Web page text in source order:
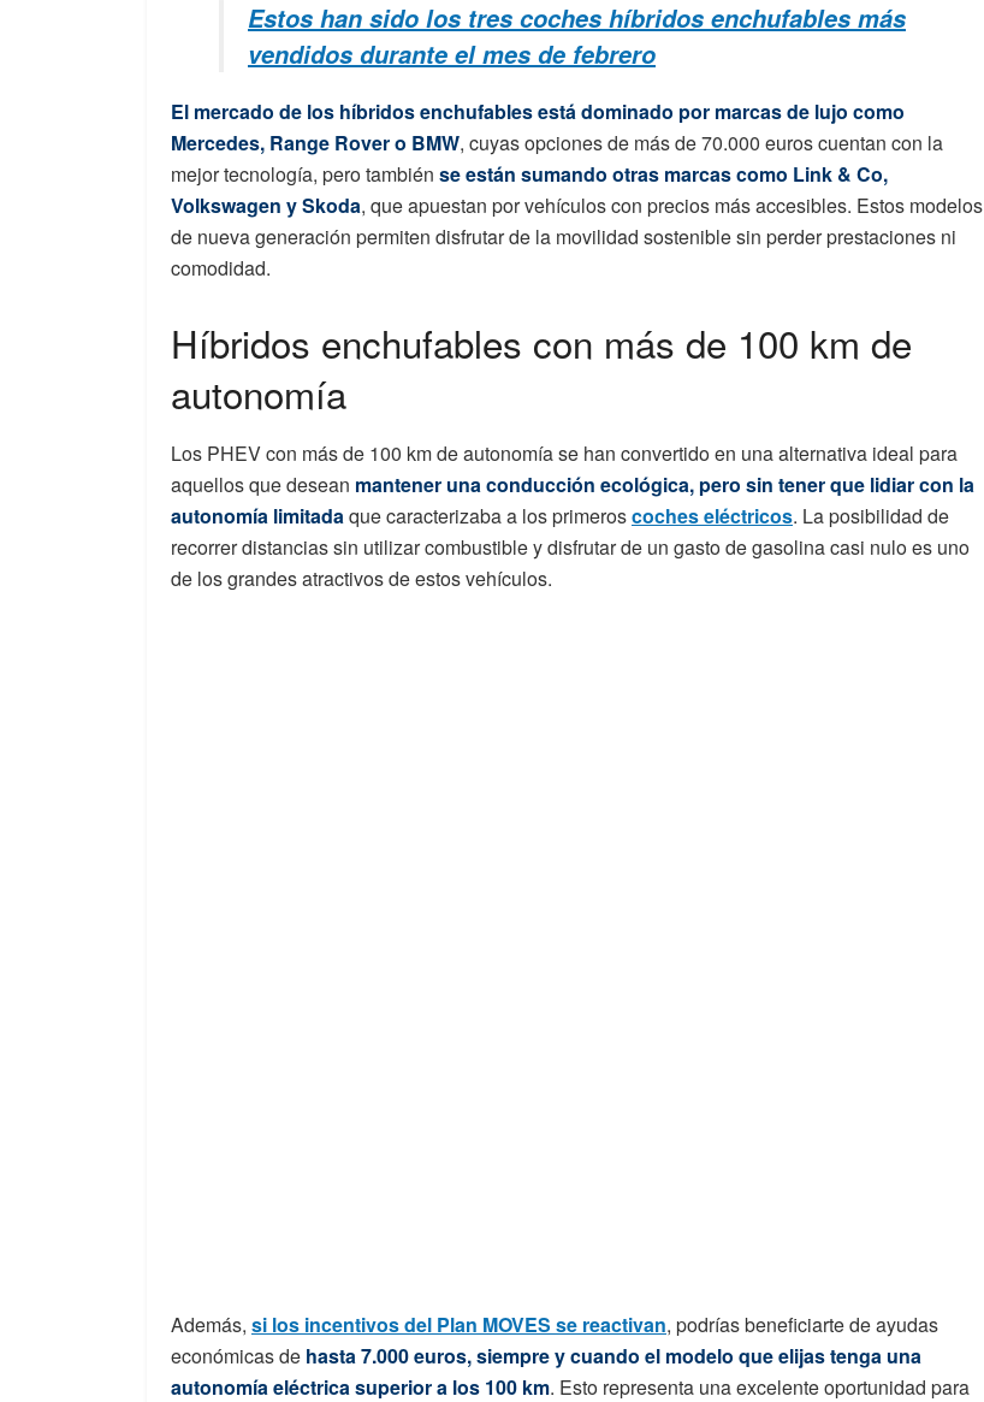
Estos han sido los tres coches híbridos enchufables más
vendidos durante el mes de febrero
El mercado de los híbridos enchufables está dominado por marcas de lujo como
Mercedes, Range Rover o BMW, cuyas opciones de más de 70.000 euros cuentan con la
mejor tecnología, pero también se están sumando otras marcas como Link & Co,
Volkswagen y Skoda, que apuestan por vehículos con precios más accesibles. Estos modelos
de nueva generación permiten disfrutar de la movilidad sostenible sin perder prestaciones ni
comodidad.
Híbridos enchufables con más de 100 km de
autonomía
Los PHEV con más de 100 km de autonomía se han convertido en una alternativa ideal para
aquellos que desean mantener una conducción ecológica, pero sin tener que lidiar con la
autonomía limitadaque caracterizaba a los primeroscoches eléctricos. La posibilidad de
recorrer distancias sin utilizar combustible y disfrutar de un gasto de gasolina casi nulo es uno
de los grandes atractivos de estos vehículos.
Además, si los incentivos del Plan MOVES se reactivan, podrías beneficiarte de ayudas
económicas de hasta 7.000 euros, siempre y cuando el modelo que elijas tenga una
autonomía eléctrica superior a los 100 km. Esto representa una excelente oportunidad para